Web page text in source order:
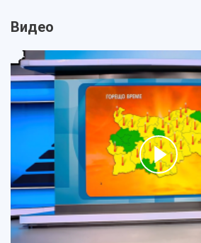
Видео